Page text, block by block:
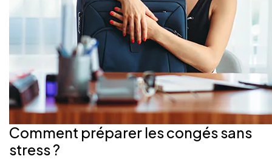
Comment préparer les congés sans
stress ?